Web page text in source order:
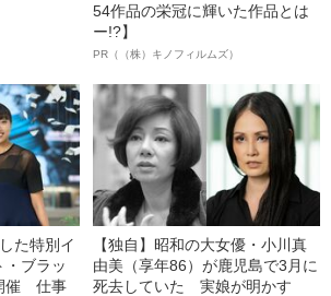
54作品の栄冠に輝いた作品とは
ー!?】
PR（（株）キノフィルムズ）
た特別イ
ブラッ
催 仕事
【独自】昭和の大女優・小川真
由美（享年86）が鹿児島で3月に
死去していた 実娘が明かす